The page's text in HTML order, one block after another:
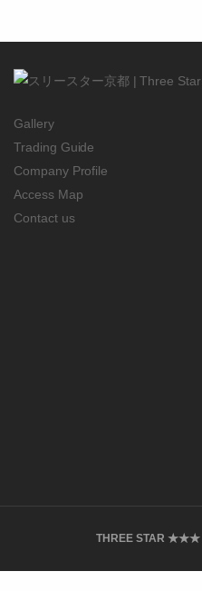
Gallery
Trading Guide
Company Profile
Access Map
Contact us
THREE STAR ★★★